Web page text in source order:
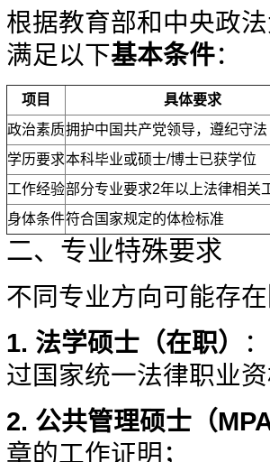
根据教育部和中央政
满足以下基本条件：
项目
具体要求
政治素质拥护中国共产党领导，遵纪守法
学历要求本科毕业或硕士/博士已获学位
工作经验部分专业要求2年以上法律相关
身体条件符合国家规定的体检标准
二、专业特殊要求
不同专业方向可能存在
1. 法学硕士（在职）
过国家统一法律职业
2. 公共管理硕士（
章的工作证明；